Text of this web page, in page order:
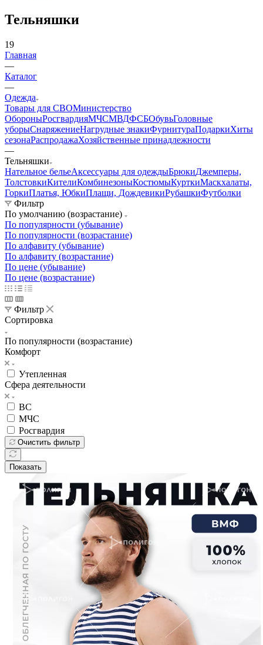
Тельняшки
19
Главная
—
Каталог
—
Одежда
Товары для СВОМинистерство
ОбороныРосгвардияМЧСМВДФСБОбувьГоловные
уборыСнаряжениеНагрудные знакиФурнитураПодаркиХиты
сезонаРаспродажаХозяйственные принадлежности
—
Тельняшки
Нательное бельеАксессуары для одеждыБрюкиДжемперы,
ТолстовкиКителиКомбинезоныКостюмыКурткиМаскхалаты,
ГоркиПлатья, ЮбкиПлащи, ДождевикиРубашкиФутболки
Фильтр
По умолчанию (возрастание)
По популярности (убывание)
По популярности (возрастание)
По алфавиту (убывание)
По алфавиту (возрастание)
По цене (убывание)
По цене (возрастание)
Фильтр
Сортировка
По популярности (возрастание)
Комфорт
Утепленная
Сфера деятельности
ВС
МЧС
Росгвардия
Очистить фильтр
Показать